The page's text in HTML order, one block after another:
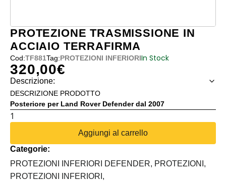
PROTEZIONE TRASMISSIONE IN
ACCIAIO TERRAFIRMA
Cod:TF881Tag:PROTEZIONI INFERIORIIn Stock
320,00€
Descrizione:
DESCRIZIONE PRODOTTO
Posteriore per Land Rover Defender dal 2007
PROTEZIONE
ACCIAIO
TERRAFIRMA
quantità
Aggiungi al carrello
Categorie:
PROTEZIONI INFERIORI DEFENDER, PROTEZIONI,
PROTEZIONI INFERIORI,